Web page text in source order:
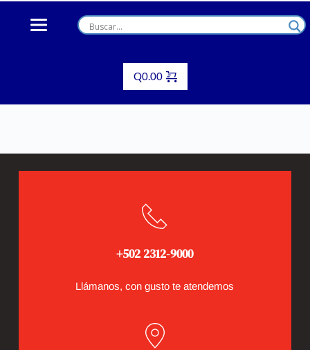
Skip
content
Q0.00
+502 2312-9000
Llámanos, con gusto te atendemos